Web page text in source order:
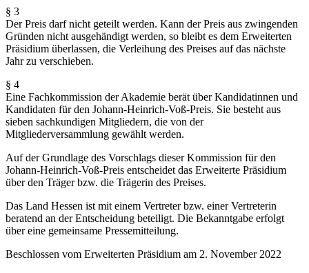
§ 3
Der Preis darf nicht geteilt werden. Kann der Preis aus zwingenden
Gründen nicht ausgehändigt werden, so bleibt es dem Erweiterten
Präsidium überlassen, die Verleihung des Preises auf das nächste
Jahr zu verschieben.
§ 4
Eine Fachkommission der Akademie berät über Kandidatinnen und
Kandidaten für den Johann-Heinrich-Voß-Preis. Sie besteht aus
sieben sachkundigen Mitgliedern, die von der
Mitgliederversammlung gewählt werden.
Auf der Grundlage des Vorschlags dieser Kommission für den
Johann-Heinrich-Voß-Preis entscheidet das Erweiterte Präsidium
über den Träger bzw. die Trägerin des Preises.
Das Land Hessen ist mit einem Vertreter bzw. einer Vertreterin
beratend an der Entscheidung beteiligt. Die Bekanntgabe erfolgt
über eine gemeinsame Pressemitteilung.
Beschlossen vom Erweiterten Präsidium am 2. November 2022